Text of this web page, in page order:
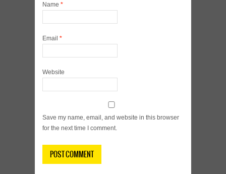
Name *
Email *
Website
Save my name, email, and website in this browser
for the next time I comment.